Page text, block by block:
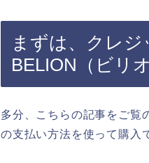
まずは、クレ
BELION（ビリ
多分、こちらの記事をご覧
の支払い方法を使って購入